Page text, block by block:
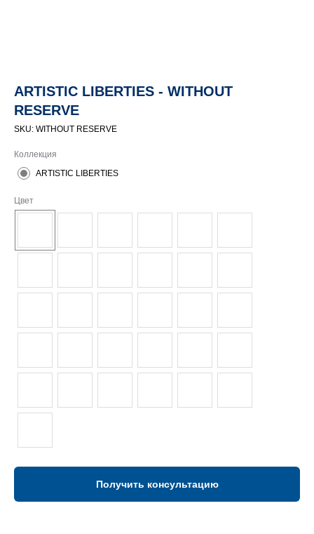
ARTISTIC LIBERTIES - WITHOUT
RESERVE
SKU: WITHOUT RESERVE
Коллекция
ARTISTIC LIBERTIES
Цвет
Получить консультацию